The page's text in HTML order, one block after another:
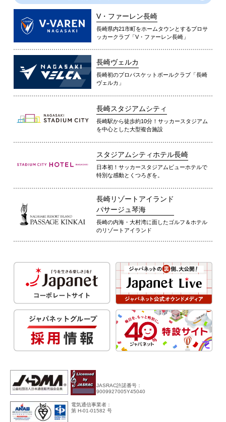
V・ファーレン長崎
長崎県内21市町をホームタウンとするプロサ
ッカークラブ「V・ファーレン長崎」
長崎ヴェルカ
長崎初のプロバスケットボールクラブ「長崎
ヴェルカ」
長崎スタジアムシティ
長崎駅から徒歩約10分！サッカースタジアム
を中心とした大型複合施設
スタジアムシティホテル長崎
日本初！サッカースタジアムビューホテルで
特別な感動とくつろぎを。
長崎リゾートアイランド
パサージュ琴海
長崎の内海・大村湾に面したゴルフ＆ホテル
のリゾートアイランド
JASRAC許諾番号：
9009927005Y45040
電気通信事業者：
第 H-01-01582 号